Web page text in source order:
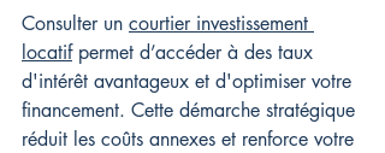
Consulter un courtier investissement
locatif permet d’accéder à des taux
d'intérêt avantageux et d'optimiser votre
financement. Cette démarche stratégique
réduit les coûts annexes et renforce votre